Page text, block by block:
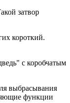
затвор
короткий.
с коробчатым
выбрасывания
функции